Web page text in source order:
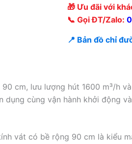
🎁 Ưu đãi với
📞 Gọi ĐT/Zalo:
📍 Bản đồ chỉ
cm, lưu lượng hút 1600 m³/h
dụng cùng vận hành khởi động
vát có bề rộng 90 cm là kiểu